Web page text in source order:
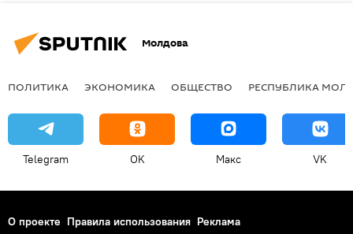
Молдова
ПОЛИТИКА ЭКОНОМИКА ОБЩЕСТВО РЕСПУБЛИКА
Telegram OK Макс VK
О проекте Правила использования Реклама